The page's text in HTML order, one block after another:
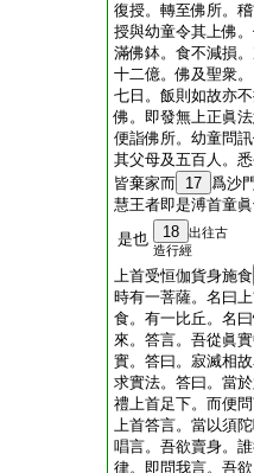
復授。轉至佛所。
授與幼童令其上佛
滿佛鉢。食不減損
十二億。佛及聖衆
七日。飯則如故亦
佛。即發無上正眞
便詣佛所。幼童問
其父母及五百人。
皆棄家而 17 爲沙
慧王者即是溥首童
是也
18
出往古
造行經
上首受恒伽貨身施食
時有一菩薩。名曰
食。有一比丘。名
來。答言。吾從眞
實。答曰。寂滅相
求實法。答曰。當
禮上首足下。而便
上首答言。當以須
唱言。吾欲賣身。
律。即問我言。吾